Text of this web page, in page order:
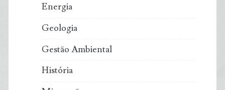
Energia
Geologia
Gestão Ambiental
História